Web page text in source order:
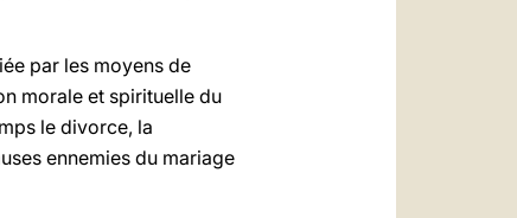
par les moyens de
morale et spirituelle du
le divorce, la
ennemies du mariage